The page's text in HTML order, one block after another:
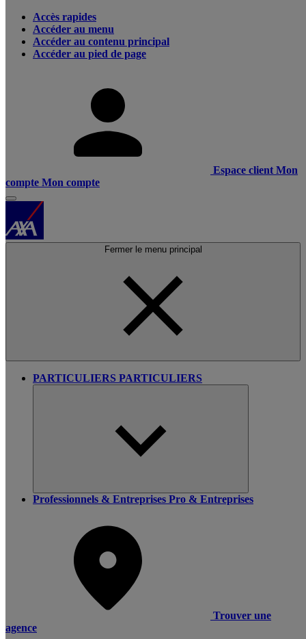
Accès rapides
Accéder au menu
Accéder au contenu principal
Accéder au pied de page
Espace client Mon
compte Mon compte
Fermer le menu principal
PARTICULIERS PARTICULIERS
Professionnels & Entreprises Pro & Entreprises
Trouver une
agence